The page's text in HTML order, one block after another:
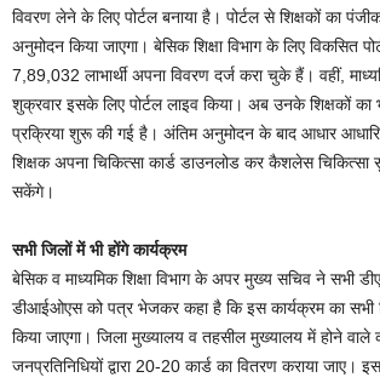
विवरण लेने के लिए पोर्टल बनाया है। पोर्टल से शिक्षकों का
अनुमोदन किया जाएगा। बेसिक शिक्षा विभाग के लिए विकसित
7,89,032 लाभार्थी अपना विवरण दर्ज करा चुके हैं। वहीं,
शुक्रवार इसके लिए पोर्टल लाइव किया। अब उनके शिक्षकों का
प्रक्रिया शुरू की गई है। अंतिम अनुमोदन के बाद आधार
शिक्षक अपना चिकित्सा कार्ड डाउनलोड कर कैशलेस चिकित्सा
सकेंगे।
सभी जिलों में भी होंगे कार्यक्रम
बेसिक व माध्यमिक शिक्षा विभाग के अपर मुख्य सचिव ने सभी
डीआईओएस को पत्र भेजकर कहा है कि इस कार्यक्रम का सभी
किया जाएगा। जिला मुख्यालय व तहसील मुख्यालय में होने वाले
जनप्रतिनिधियों द्वारा 20-20 कार्ड का वितरण कराया